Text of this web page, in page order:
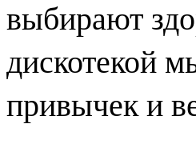
выбирают
дискотекой
привычек и